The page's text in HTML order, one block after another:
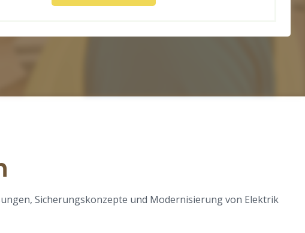
Sicherungskonzepte und Modernisierung von Elektrik